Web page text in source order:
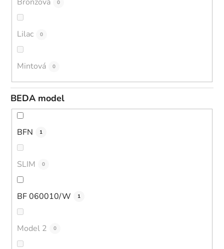
0
Lilac 0
Mintová 0
BEDA model
BFN 1
SLIM 0
BF 060010/W 1
Model 2 0